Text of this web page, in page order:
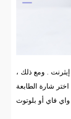
. ومع ذلك ،
شارة الطابعة